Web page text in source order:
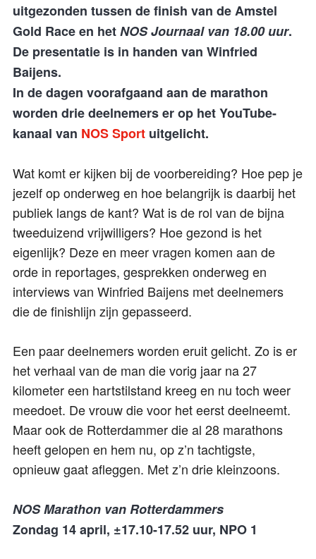
uitgezonden tussen de finish van de Amstel
Gold Race en hetNOS Journaal van 18.00 uur.
De presentatie is in handen van Winfried
Baijens.
In de dagen voorafgaand aan de marathon
worden drie deelnemers er op het YouTube-
kanaal van NOS Sport uitgelicht.
Wat komt er kijken bij de voorbereiding? Hoe pep je
jezelf op onderweg en hoe belangrijk is daarbij het
publiek langs de kant? Wat is de rol van de bijna
tweeduizend vrijwilligers? Hoe gezond is het
eigenlijk? Deze en meer vragen komen aan de
orde in reportages, gesprekken onderweg en
interviews van Winfried Baijens met deelnemers
die de finishlijn zijn gepasseerd.
Een paar deelnemers worden eruit gelicht. Zo is er
het verhaal van de man die vorig jaar na 27
kilometer een hartstilstand kreeg en nu toch weer
meedoet. De vrouw die voor het eerst deelneemt.
Maar ook de Rotterdammer die al 28 marathons
heeft gelopen en hem nu, op z’n tachtigste,
opnieuw gaat afleggen. Met z’n drie kleinzoons.
NOS Marathon van Rotterdammers
Zondag 14 april, ±17.10-17.52 uur, NPO 1